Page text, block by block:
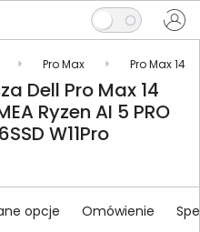
Pro Max Pro Max 14
Dell Pro Max 14
Ryzen AI 5 PRO
W11Pro
opcje Omówienie